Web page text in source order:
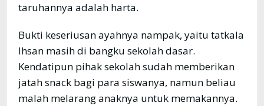
taruhannya adalah harta.
Bukti keseriusan ayahnya nampak, yaitu tatkala
Ihsan masih di bangku sekolah dasar.
Kendatipun pihak sekolah sudah memberikan
jatah snack bagi para siswanya, namun beliau
malah melarang anaknya untuk memakannya.